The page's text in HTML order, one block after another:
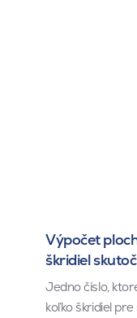
Výpočet
škridiel
Jedno číslo,
koľko škridiel